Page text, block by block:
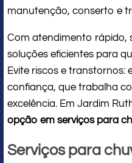
manutenção, conserto e
Com atendimento rápido,
soluções eficientes para
Evite riscos e transtornos:
confiança, que trabalha
excelência. Em Jardim
opção em serviços para
Serviços para